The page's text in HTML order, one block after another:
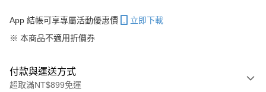
App 結帳可享專屬活動優惠價
立即下載
※ 本商品不適用折價券
付款與運送方式
超取滿NT$899免運